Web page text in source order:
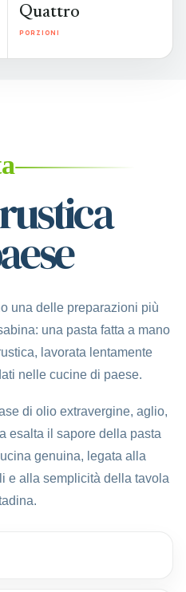
Quattro
PORZIONI
una delle preparazioni più
una pasta fatta a mano
lavorata lentamente
nelle cucine di paese.
di olio extravergine, aglio,
esalta il sapore della pasta
genuina, legata alla
e alla semplicità della tavola